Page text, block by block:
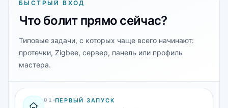
БЫСТРЫЙ ВХОД
Что болит прямо сейчас?
Типовые задачи, с которых чаще всего начинают:
протечки, Zigbee, сервер, панель или профиль
мастера.
0 1 ПЕРВЫЙ ЗАПУСК